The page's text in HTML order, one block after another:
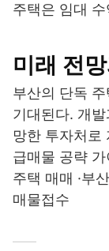
주택은 임대
미래 전
부산의 단독
기대된다. 개
망한 투자처로
급매물 공략 가
주택 매매 ·부
매물접수